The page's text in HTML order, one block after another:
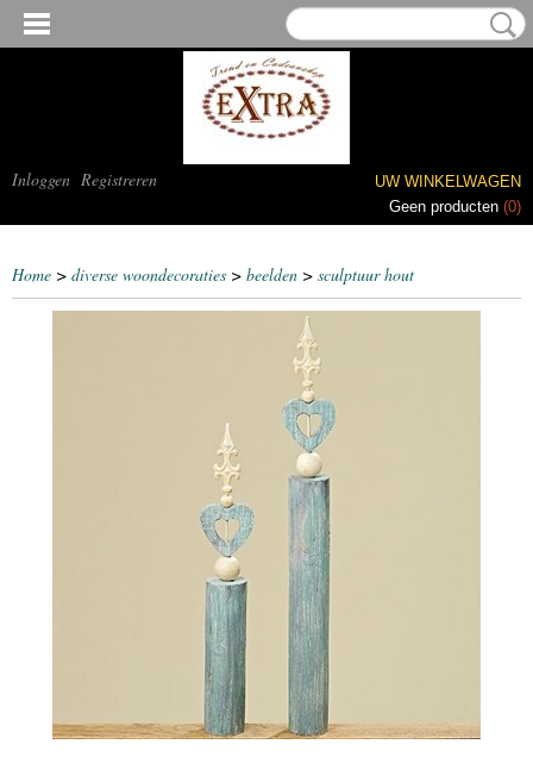
Inloggen Registreren
UW WINKELWAGEN
Geen producten (0)
Home > diverse woondecoraties > beelden > sculptuur hout